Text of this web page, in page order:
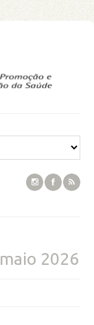
maio 2026